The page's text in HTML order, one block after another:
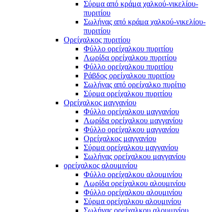
Σύρμα από κράμα χαλκού-νικελίου-
πυριτίου
Σωλήνας από κράμα χαλκού-νικελίου-
πυριτίου
Ορείχαλκος πυριτίου
Φύλλο ορείχαλκου πυριτίου
Λωρίδα ορείχαλκου πυριτίου
Φύλλο ορείχαλκου πυριτίου
Ράβδος ορείχαλκου πυριτίου
Σωλήνας από ορείχαλκο πυρίτιο
Σύρμα ορείχαλκου πυριτίου
Ορείχαλκος μαγγανίου
Φύλλο ορείχαλκου μαγγανίου
Λωρίδα ορείχαλκου μαγγανίου
Φύλλο ορείχαλκου μαγγανίου
Ορείχαλκος μαγγανίου
Σύρμα ορείχαλκου μαγγανίου
Σωλήνας ορείχαλκου μαγγανίου
ορείχαλκος αλουμινίου
Φύλλο ορείχαλκου αλουμινίου
Λωρίδα ορείχαλκου αλουμινίου
Φύλλο ορείχαλκου αλουμινίου
Σύρμα ορείχαλκου αλουμινίου
Σωλήνας ορείχαλκου αλουμινίου